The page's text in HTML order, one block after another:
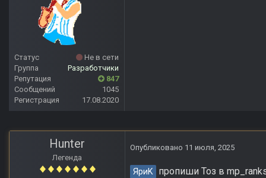
Статус
Не в сети
Группа
Разработчики
Репутация
847
Сообщений
1045
Регистрация
17.08.2020
Hunter
Легенда
Опубликовано 11 июля, 2025
ЯриK пропиши Тоз в